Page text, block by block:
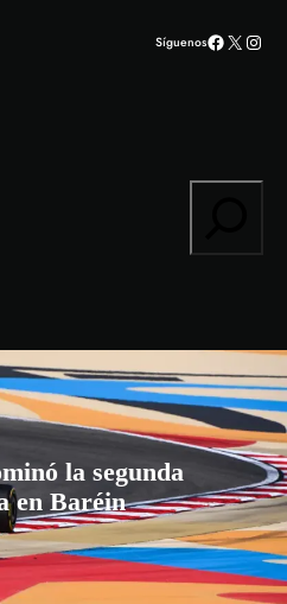
SíguenosFacebook
X
la segunda
en Baréin